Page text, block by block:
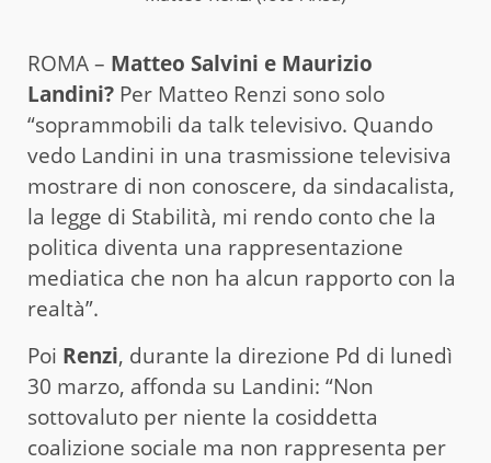
ROMA – Matteo Salvini e Maurizio
Landini? Per Matteo Renzi sono solo
“soprammobili da talk televisivo. Quando
vedo Landini in una trasmissione televisiva
mostrare di non conoscere, da sindacalista,
la legge di Stabilità, mi rendo conto che la
politica diventa una rappresentazione
mediatica che non ha alcun rapporto con la
realtà”.
Poi Renzi, durante la direzione Pd di lunedì
30 marzo, affonda su Landini: “Non
sottovaluto per niente la cosiddetta
coalizione sociale ma non rappresenta per